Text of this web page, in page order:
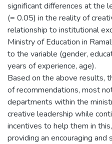
significant differences at the
(= 0.05) in the reality of
relationship to institutional
Ministry of Education in
to the variable (gender,
years of experience, age).
Based on the above results,
of recommendations, most
departments within the
creative leadership while
incentives to help them in
providing an encouraging